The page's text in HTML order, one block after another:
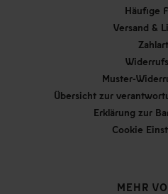
Häufige
Versand &
Muster-
Übersicht zur
Erklärung zur
Cookie
MEHR